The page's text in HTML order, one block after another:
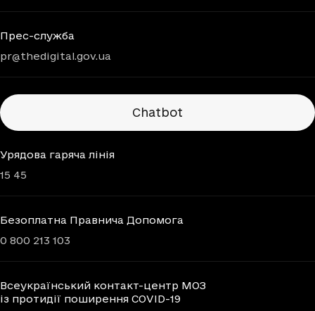
Прес-служба
pr@thedigital.gov.ua
Chatbots
Chatbot
Урядова гаряча лінія
15 45
Безоплатна Правнича Допомога
0 800 213 103
Всеукраїнський контакт-центр МОЗ
із протидії поширення COVID-19